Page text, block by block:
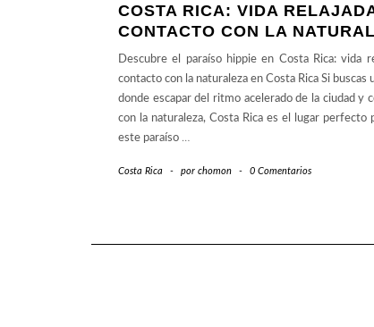
COSTA RICA: VIDA
CONTACTO CON LA
Descubre el paraíso hippie en Costa Rica: vida
contacto con la naturaleza en Costa Rica Si buscas
donde escapar del ritmo acelerado de la ciudad y
con la naturaleza, Costa Rica es el lugar perfecto
este paraíso …
Costa Rica - por chomon - 0 Comentarios